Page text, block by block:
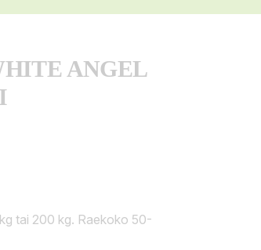
ANGEL
tai 200 kg. Raekoko 50-